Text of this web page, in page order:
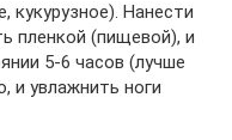
кукурузное). Нанести
пленкой (пищевой), и
5-6 часов (лучше
и увлажнить ноги